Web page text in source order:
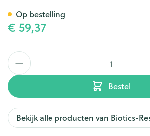
€ 59,37
Aantal
Bestel
Op bestelling
Bekijk alle producten van Biotics-